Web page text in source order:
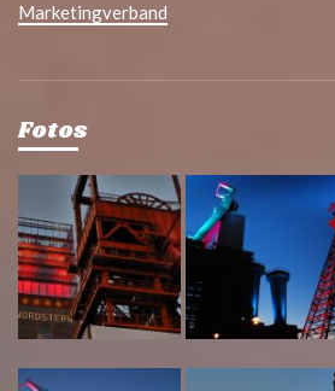
Marketingverband
Fotos